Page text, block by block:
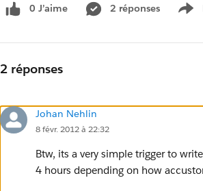
0 J’aime 2 réponses
2 réponses
Johan Nehlin
8 févr. 2012 à 22:32
Btw, its a very simple trigger to
4 hours depending on how